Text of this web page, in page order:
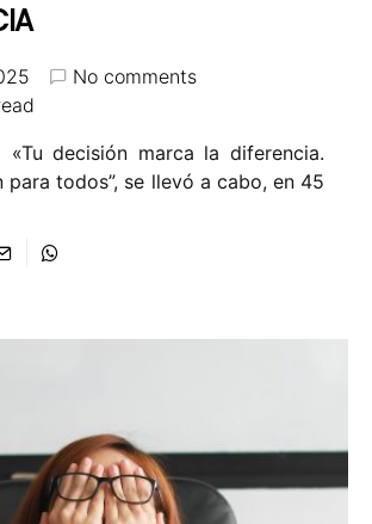
No comments
«Tu decisión marca la diferencia.
para todos”, se llevó a cabo, en 45